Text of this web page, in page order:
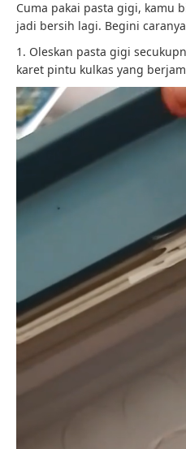
Cuma pakai pasta gigi, kamu
jadi bersih lagi. Begini
1. Oleskan pasta gigi
karet pintu kulkas yang